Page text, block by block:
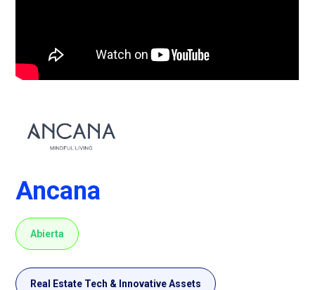
Ancana
Abierta
Real Estate Tech & Innovative Assets